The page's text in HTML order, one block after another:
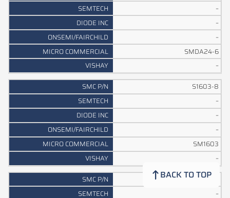
BACK TO TOP
–
–
–
SMDA24-6
–
S1603-8
–
–
–
SM1603
–
S16C05-8
–